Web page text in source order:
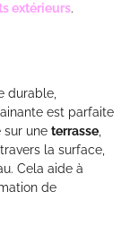
extérieurs.
durable,
est parfaite
sur une terrasse,
la surface,
Cela aide à
de